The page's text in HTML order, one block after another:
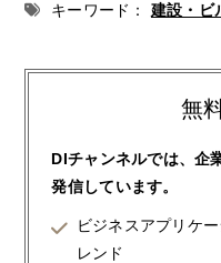
キーワード：
建設・ビ
無
DIチャンネルでは、企
発信しています。
ビジネスアプリケ
レンド